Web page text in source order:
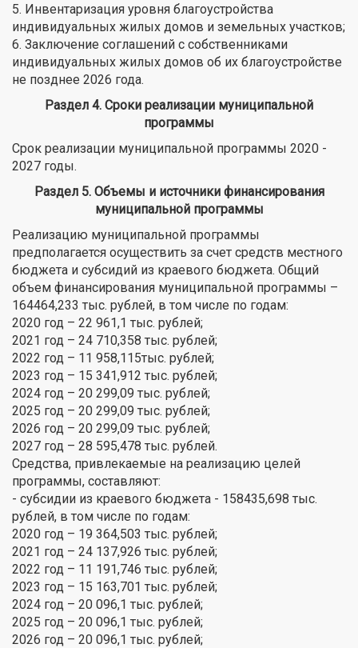
5. Инвентаризация уровня благоустройства
индивидуальных жилых домов и земельных участков;
6. Заключение соглашений с собственниками
индивидуальных жилых домов об их благоустройстве
не позднее 2026 года.
Раздел 4. Сроки реализации муниципальной
программы
Срок реализации муниципальной программы 2020 -
2027 годы.
Раздел 5. Объемы и источники финансирования
муниципальной программы
Реализацию муниципальной программы
предполагается осуществить за счет средств местного
бюджета и субсидий из краевого бюджета. Общий
объем финансирования муниципальной программы –
164464,233 тыс. рублей, в том числе по годам:
2020 год – 22 961,1 тыс. рублей;
2021 год – 24 710,358 тыс. рублей;
2022 год – 11 958,115тыс. рублей;
2023 год – 15 341,912 тыс. рублей;
2024 год – 20 299,09 тыс. рублей;
2025 год – 20 299,09 тыс. рублей;
2026 год – 20 299,09 тыс. рублей;
2027 год – 28 595,478 тыс. рублей.
Средства, привлекаемые на реализацию целей
программы, составляют:
- субсидии из краевого бюджета - 158435,698 тыс.
рублей, в том числе по годам:
2020 год – 19 364,503 тыс. рублей;
2021 год – 24 137,926 тыс. рублей;
2022 год – 11 191,746 тыс. рублей;
2023 год – 15 163,701 тыс. рублей;
2024 год – 20 096,1 тыс. рублей;
2025 год – 20 096,1 тыс. рублей;
2026 год – 20 096,1 тыс. рублей;